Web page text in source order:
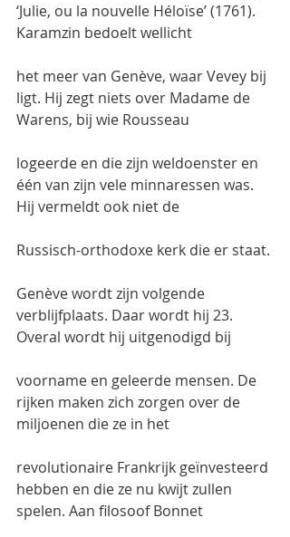
‘Julie, ou la nouvelle Héloïse’ (1761).
Karamzin bedoelt wellicht
het meer van Genève, waar Vevey bij
ligt. Hij zegt niets over Madame de
Warens, bij wie Rousseau
logeerde en die zijn weldoenster en
één van zijn vele minnaressen was.
Hij vermeldt ook niet de
Russisch-orthodoxe kerk die er staat.
Genève wordt zijn volgende
verblijfplaats. Daar wordt hij 23.
Overal wordt hij uitgenodigd bij
voorname en geleerde mensen. De
rijken maken zich zorgen over de
miljoenen die ze in het
revolutionaire Frankrijk geïnvesteerd
hebben en die ze nu kwijt zullen
spelen. Aan filosoof Bonnet